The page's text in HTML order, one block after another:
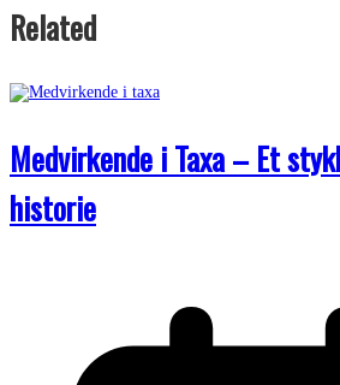
Related
Medvirkende i Taxa – Et
historie